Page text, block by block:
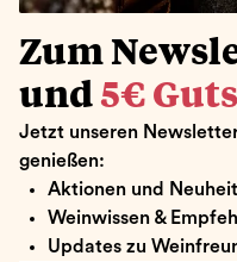
Zum
und 5€
Jetzt unseren
genießen:
Aktionen und
Weinwissen &
Updates zu